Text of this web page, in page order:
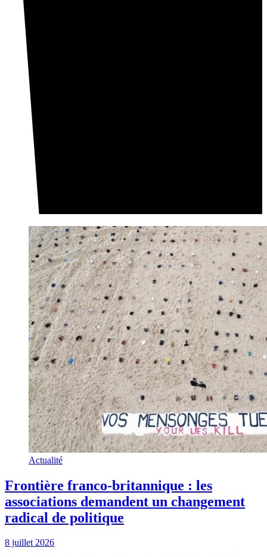
Actualité
Frontière franco-britannique : les
associations demandent un changement
radical de politique
8 juillet 2026